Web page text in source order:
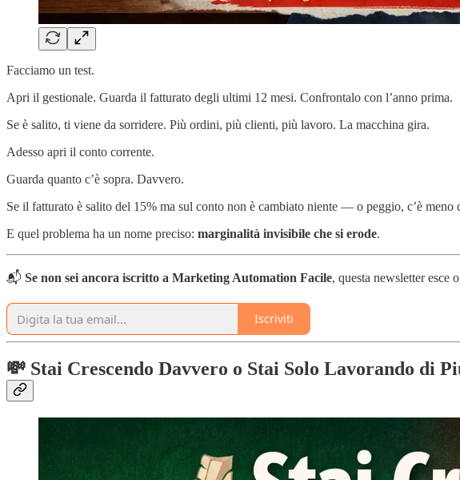
Facciamo un test.
Apri il gestionale. Guarda il fatturato degli ultimi 12 mesi. Confrontalo con l’anno prima.
Se è salito, ti viene da sorridere. Più ordini, più clienti, più lavoro. La macchina gira.
Adesso apri il conto corrente.
Guarda quanto c’è sopra. Davvero.
Se il fatturato è salito del 15% ma sul conto non è cambiato niente — o peggio, c’è
E quel problema ha un nome preciso: marginalità invisibile che si erode.
📬 Se non sei ancora iscritto a Marketing Automation Facile, questa newsletter esce
Iscriviti
💸 Stai Crescendo Davvero o Stai Solo Lavorando di